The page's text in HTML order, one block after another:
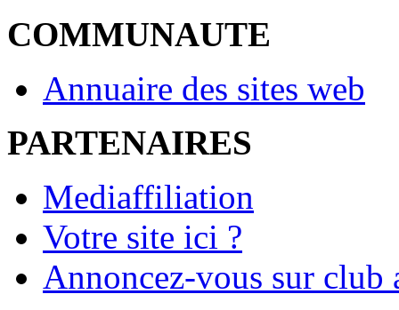
COMMUNAUTE
Annuaire des sites web
PARTENAIRES
Mediaffiliation
Votre site ici ?
Annoncez-vous sur